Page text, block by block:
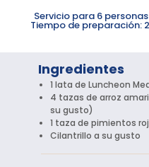
Servicio para 6
Tiempo de preparación:
Ingredientes
1 lata de Luncheon
4 tazas de arroz
su gusto)
1 taza de pimientos
Cilantrillo a su gusto